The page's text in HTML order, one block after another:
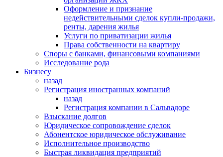
Оформление и признание
недействительными сделок купли-продажи,
ренты, дарения жилья
Услуги по приватизации жилья
Права собственности на квартиру
Cпоры с банками, финансовыми компаниями
Исследование рода
Бизнесу
назад
Регистрация иностранных компаний
назад
Регистрация компании в Сальвадоре
Взыскание долгов
Юридическое сопровождение сделок
Абонентское юридическое обслуживание
Исполнительное производство
Быстрая ликвидация предприятий